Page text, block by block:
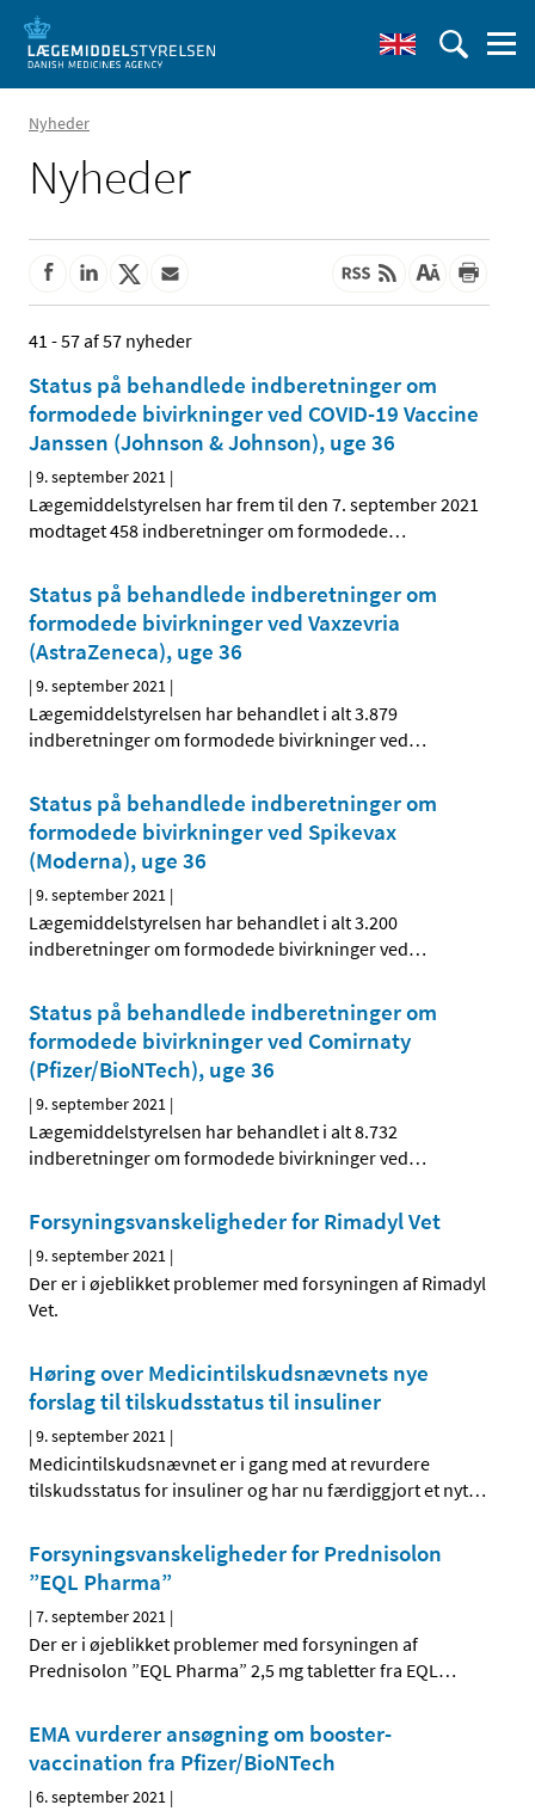
Nyheder
Nyheder
41 - 57 af 57 nyheder
Status på behandlede indberetninger om
formodede bivirkninger ved COVID-19 Vaccine
Janssen (Johnson & Johnson), uge 36
|9. september 2021 |
Lægemiddelstyrelsen har frem til den 7. september 2021
modtaget 458 indberetninger om formodede…
Status på behandlede indberetninger om
formodede bivirkninger ved Vaxzevria
(AstraZeneca), uge 36
|9. september 2021 |
Lægemiddelstyrelsen har behandlet i alt 3.879
indberetninger om formodede bivirkninger ved…
Status på behandlede indberetninger om
formodede bivirkninger ved Spikevax
(Moderna), uge 36
|9. september 2021 |
Lægemiddelstyrelsen har behandlet i alt 3.200
indberetninger om formodede bivirkninger ved…
Status på behandlede indberetninger om
formodede bivirkninger ved Comirnaty
(Pfizer/BioNTech), uge 36
|9. september 2021 |
Lægemiddelstyrelsen har behandlet i alt 8.732
indberetninger om formodede bivirkninger ved…
Forsyningsvanskeligheder for Rimadyl Vet
|9. september 2021 |
Der er i øjeblikket problemer med forsyningen af Rimadyl
Vet.
Høring over Medicintilskudsnævnets nye
forslag til tilskudsstatus til insuliner
|9. september 2021 |
Medicintilskudsnævnet er i gang med at revurdere
tilskudsstatus for insuliner og har nu færdiggjort et nyt…
Forsyningsvanskeligheder for Prednisolon
”EQL Pharma”
|7. september 2021 |
Der er i øjeblikket problemer med forsyningen af
Prednisolon ”EQL Pharma” 2,5 mg tabletter fra EQL…
EMA vurderer ansøgning om booster-
vaccination fra Pfizer/BioNTech
|6. september 2021 |